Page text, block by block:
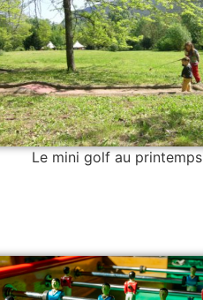
Le mini golf au printemps